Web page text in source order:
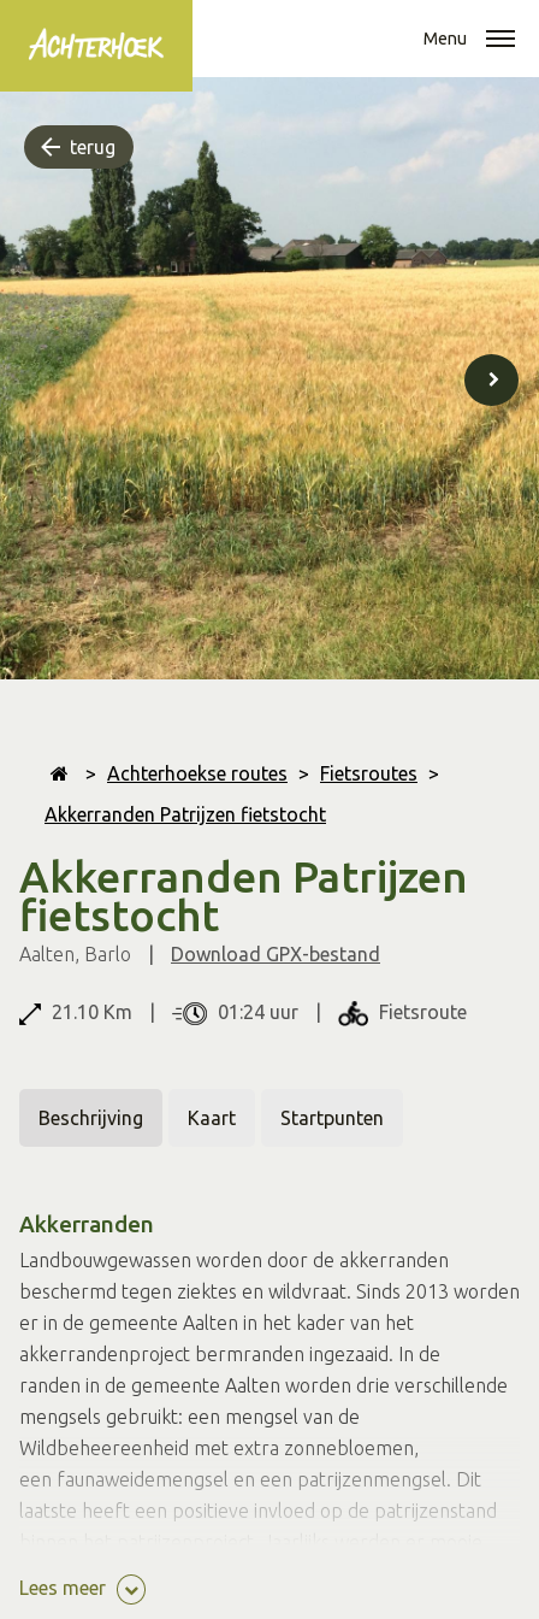
Menu
terug
> Achterhoekse routes > Fietsroutes >
Akkerranden Patrijzen fietstocht
Akkerranden Patrijzen
fietstocht
Aalten Barlo Download GPX-bestand
21.10 Km 01:24 uur Fietsroute
Beschrijving Kaart Startpunten
Akkerranden
Landbouwgewassen worden door de akkerranden
beschermd tegen ziektes en wildvraat. Sinds 2013 worden
er in de gemeente Aalten in het kader van het
akkerrandenproject bermranden ingezaaid. In de
randen in de gemeente Aalten worden drie verschillende
mengsels gebruikt: een mengsel van de
Wildbeheereenheid met extra zonnebloemen,
een faunaweidemengsel en een patrijzenmengsel. Dit
laatste heeft een positieve invloed op de patrijzenstand
fietsroutes ontwikkeld langs de bloeiende berm- en
akkerranden. Al deze routes zijn nu gebundeld in deze
Lees meer